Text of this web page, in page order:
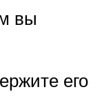
вы
его